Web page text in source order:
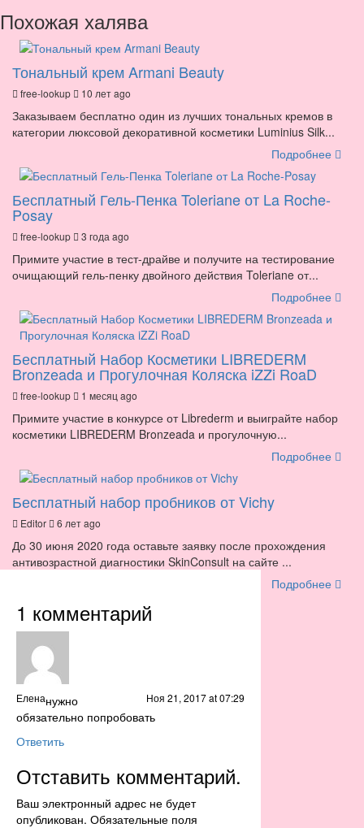
Похожая халява
Тональный крем Armani Beauty
free-lookup 10 лет ago
Заказываем бесплатно один из лучших тональных кремов в
категории люксовой декоративной косметики Luminius Silk...
Подробнее
Бесплатный Гель-Пенка Toleriane от La Roche-
Posay
free-lookup 3 года ago
Примите участие в тест-драйве и получите на тестирование
очищающий гель-пенку двойного действия Toleriane от...
Подробнее
Бесплатный Набор Косметики LIBREDERM
Bronzeada и Прогулочная Коляска iZZi RoaD
free-lookup 1 месяц ago
Примите участие в конкурсе от Librederm и выиграйте набор
косметики LIBREDERM Bronzeada и прогулочную...
Подробнее
Бесплатный набор пробников от Vichy
Editor 6 лет ago
До 30 июня 2020 года оставьте заявку после прохождения
антивозрастной диагностики SkinConsult на сайте ...
Подробнее
1 комментарий
Елена Ноя 21, 2017 at 07:29
нужно
обязательно попробовать
Ответить
Отставить комментарий.
Ваш электронный адрес не будет
опубликован. Обязательные поля